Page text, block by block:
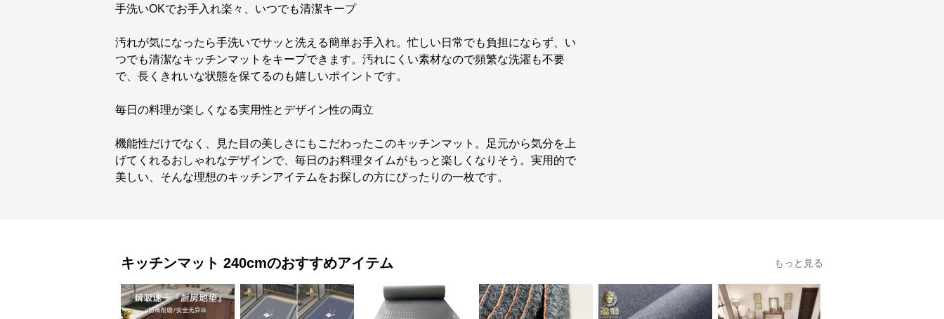
手洗いOKでお手入れ楽々、いつでも清潔キープ
汚れが気になったら手洗いでサッと洗える簡単お手入れ。忙しい日常でも負担にならず、い
つでも清潔なキッチンマットをキープできます。汚れにくい素材なので頻繁な洗濯も不要
で、長くきれいな状態を保てるのも嬉しいポイントです。
毎日の料理が楽しくなる実用性とデザイン性の両立
機能性だけでなく、見た目の美しさにもこだわったこのキッチンマット。足元から気分を上
げてくれるおしゃれなデザインで、毎日のお料理タイムがもっと楽しくなりそう。実用的で
美しい、そんな理想のキッチンアイテムをお探しの方にぴったりの一枚です。
キッチンマット 240cmのおすすめアイテム もっと見る